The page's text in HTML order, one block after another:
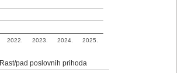
2022. 2023. 2024. 2025.
Rast/pad poslovnih prihoda